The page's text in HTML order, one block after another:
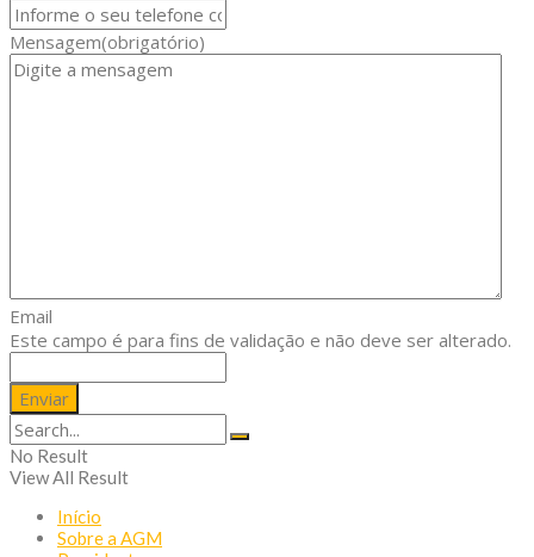
Mensagem(obrigatório)
Email
Este campo é para fins de validação e não deve ser alterado.
No Result
View All Result
Início
Sobre a AGM